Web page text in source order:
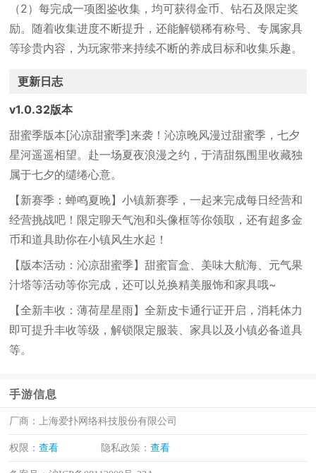
（2）每完成一项图鉴收集，均可获得金币、钻石及限定奖
励。随着收集进度不断提升，还能解锁稀有称号、专属家具
等珍贵内容，为玩家带来持续不断的养成目标和收集乐趣。
更新日志
v1.0.32版本
甜蜜季版本[沁凉甜蜜季]来袭！沁凉晚风漫过甜蜜季，七夕
星河遥遥相望。赴一场夏夜浪漫之约，于清甜氛围里收藏独
属于七夕的缱绻心意。
【新赛季：蝉鸣夏晚】小镇新赛季，一起来完成每日经营和
经营挑战吧！限定聊天气泡和头像框等你领取，还有超多金
币和道具助你在小镇风生水起！
【版本活动：沁凉甜蜜季】甜蜜盲盒、美味大航海、元气果
汁塔等活动等你完成，还可以兑换精美服饰和家具哦~
【全新丰收：薄荷星星雨】全新皮卡通行证开启，消耗体力
即可提升丰收等级，解锁限定服装、家具以及小镇必备道具
等。
手游信息
厂商：上海爱扑网络科技股份有限公司
权限：查看 隐私政策：查看